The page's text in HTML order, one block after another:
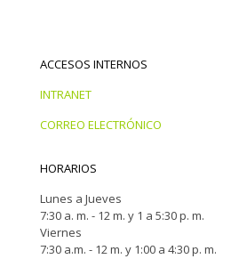
ACCESOS INTERNOS
INTRANET
CORREO ELECTRÓNICO
HORARIOS
Lunes a Jueves
7:30 a. m. - 12 m. y 1 a 5:30 p. m.
Viernes
7:30 a.m. - 12 m. y 1:00 a 4:30 p. m.